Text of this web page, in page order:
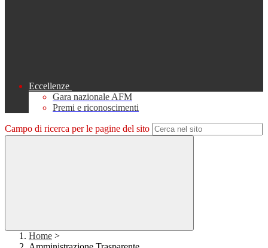
Eccellenze
Gara nazionale AFM
Premi e riconoscimenti
Campo di ricerca per le pagine del sito
Home >